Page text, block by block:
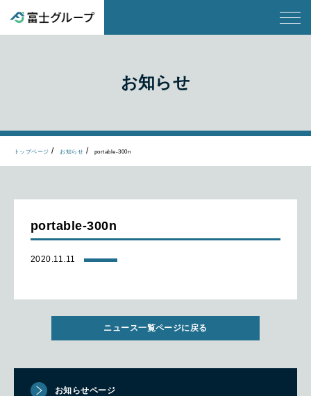
お知らせ
トップページ お知らせ portable-300n
portable-300n
2020.11.11
ニュース一覧ページに戻る
お知らせページ